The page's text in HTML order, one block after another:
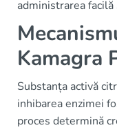
administrarea facilă
Kamagra
Substanța activă
inhibarea enzimei
proces determină